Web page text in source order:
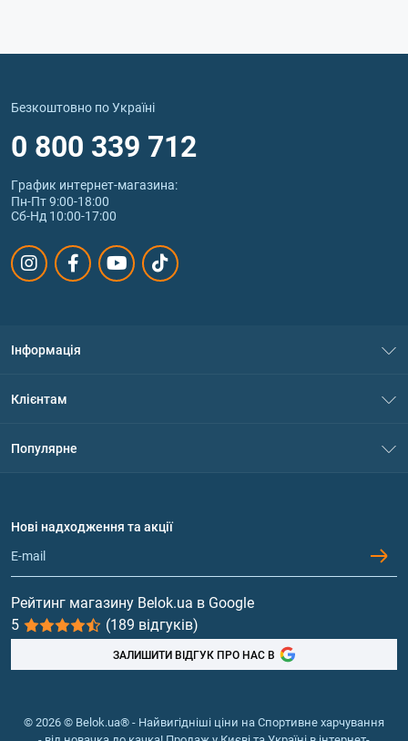
Безкоштовно по Україні
0 800 339 712
График интернет‑магазина:
Пн-Пт 9:00-18:00
Сб-Нд 10:00-17:00
Інформація
Політика конфіденційності
Обмін та повернення
Клієнтам
Популярне
Протеїн
Гейнери
Вітаміни та мінерали
Риб'ячий жир, жирні кислоти
Нові надходження та акції
Рейтинг магазину Belok.ua в Google
5
(189 відгуків)
ЗАЛИШИТИ ВІДГУК ПРО НАС В
© 2026 © Belok.ua® - Найвигідніші ціни на Спортивне харчування